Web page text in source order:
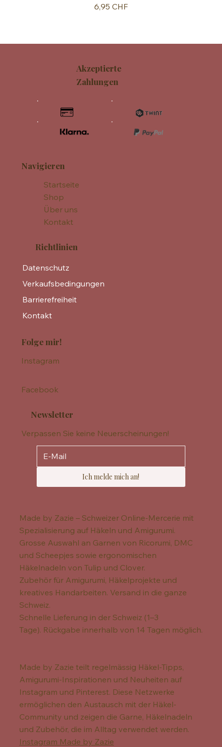
Preis
6,95 CHF
Navigieren
Startseite
Shop
Über uns
Kontakt
Richtlinien
Datenschutz
Verkaufsbedingungen
Barrierefreiheit
Kontakt
Folge mir!
Instagram
Facebook
Newsletter
Verpassen Sie keine Neuerscheinungen!
Ich melde mich an!
Made by Zazie – Schweizer Online-Mercerie mit
Spezialisierung auf Häkeln und Amigurumi.
Grosse Auswahl an Garnen von Ricorumi, DMC
und Scheepjes sowie ergonomischen
Häkelnadeln von Tulip und Clover.
Zubehör für Amigurumi, Häkelprojekte und
kreatives Handarbeiten. Versand in die ganze
Schweiz.
Schnelle Lieferung in der Schweiz (1–3
Tage). Rückgabe innerhalb von 14 Tagen möglich.
Made by Zazie teilt regelmässig Häkel-Tipps,
Amigurumi-Inspirationen und Neuheiten auf
Instagram und Pinterest. Diese Netzwerke
ermöglichen den Austausch mit der Häkel-
Community und zeigen die Garne, Häkelnadeln
und Zubehör, die im Alltag verwendet werden.
Instagram Made by Zazie
Akzeptierte
Zahlungen